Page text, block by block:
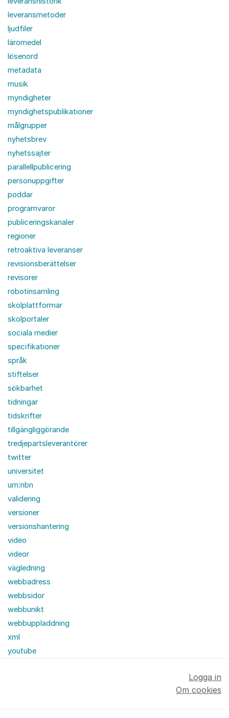
leveransmetoder
ljudfiler
läromedel
lösenord
metadata
musik
myndigheter
myndighetspublikationer
målgrupper
nyhetsbrev
nyhetssajter
parallellpublicering
personuppgifter
poddar
programvaror
publiceringskanaler
regioner
retroaktiva leveranser
revisionsberättelser
revisorer
robotinsamling
skolplattformar
skolportaler
sociala medier
specifikationer
språk
stiftelser
sökbarhet
tidningar
tidskrifter
tillgängliggörande
tredjepartsleverantörer
twitter
universitet
urn:nbn
validering
versioner
versionshantering
video
videor
vägledning
webbadress
webbsidor
webbunikt
webbuppladdning
xml
youtube
Logga in
Om cookies